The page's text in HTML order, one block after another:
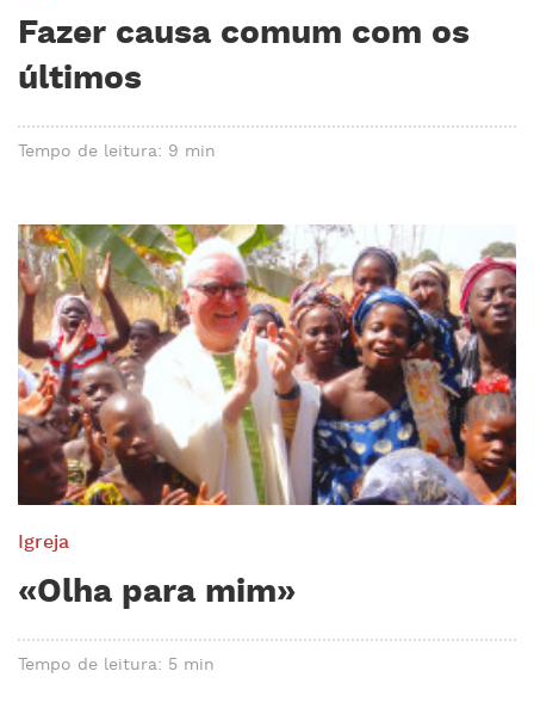
Fazer causa comum com os
últimos
Tempo de leitura: 9 min
Igreja
«Olha para mim»
Tempo de leitura: 5 min